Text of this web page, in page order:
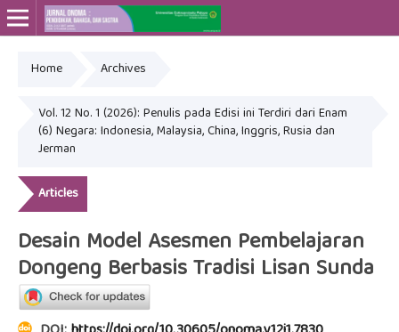
Home Archives
Vol. 12 No. 1 (2026): Penulis pada Edisi ini Terdiri dari Enam
(6) Negara: Indonesia, Malaysia, China, Inggris, Rusia dan
Jerman
Articles
Desain Model Asesmen Pembelajaran
Dongeng Berbasis Tradisi Lisan Sunda